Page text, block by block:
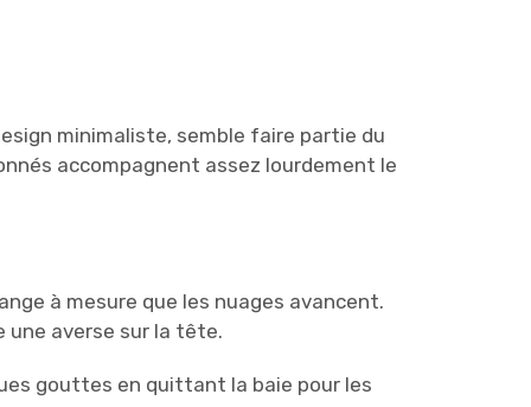
minimaliste, semble faire partie du
accompagnent assez lourdement le
à mesure que les nuages avancent.
une averse sur la tête.
gouttes en quittant la baie pour les